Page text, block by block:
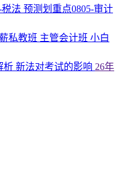
法 预测划重点0805-审计
私教班 主管会计班 小白
析 新法对考试的影响 26年